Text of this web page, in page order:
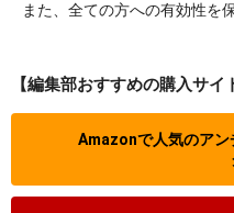
また、全ての方への有効性を
【編集部おすすめの購入サイ
Amazonで人気のアン